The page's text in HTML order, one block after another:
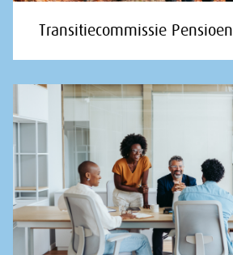
Transitiecommissie Pensioen